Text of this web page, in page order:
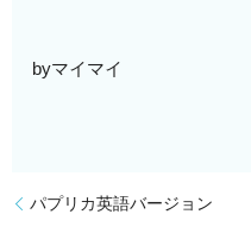
byマイマイ
パプリカ英語バージョン